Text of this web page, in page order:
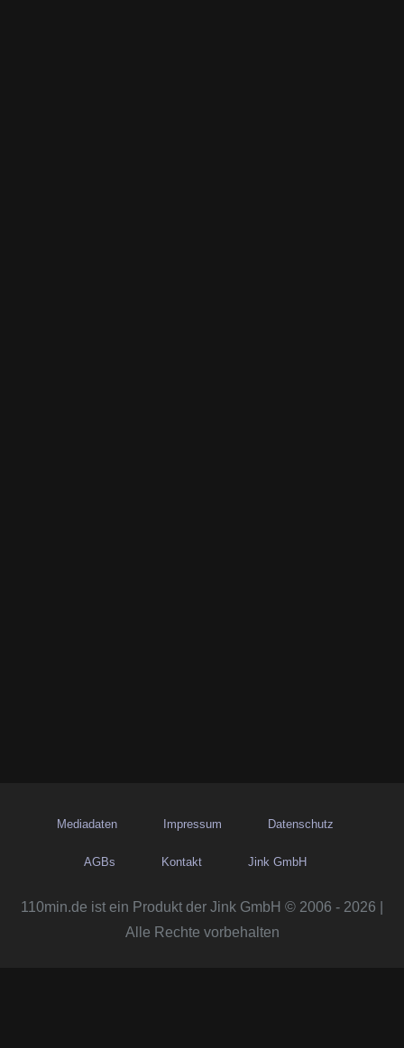
Mediadaten Impressum Datenschutz
AGBs Kontakt Jink GmbH
110min.de ist ein Produkt der Jink GmbH © 2006 - 2026 |
Alle Rechte vorbehalten